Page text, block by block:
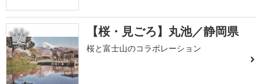
2 【桜・見ごろ】丸池／静岡県
桜と富士山のコラボレーション